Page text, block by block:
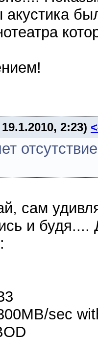
акустика
2:23)
сам
и будя....
sec